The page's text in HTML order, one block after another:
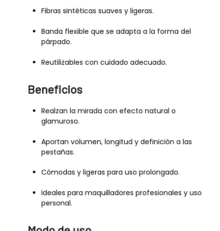
Fibras sintéticas suaves y ligeras.
Banda flexible que se adapta a la forma del
párpado.
Reutilizables con cuidado adecuado.
Beneficios
Realzan la mirada con efecto natural o
glamuroso.
Aportan volumen, longitud y definición a las
pestañas.
Cómodas y ligeras para uso prolongado.
Ideales para maquilladores profesionales y uso
personal.